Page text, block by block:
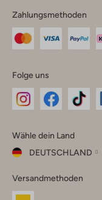
Zahlungsmethoden
Folge uns
Instagram
Facebook
TikTok
Wähle dein Land
DEUTSCHLAND
dein
Land
Versandmethoden